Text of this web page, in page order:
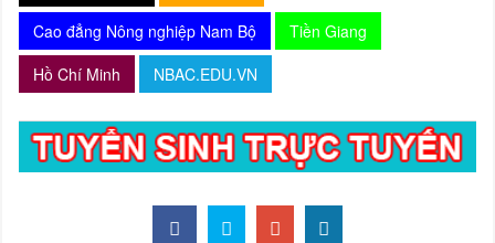
Cao đẳng Nông nghiệp Nam Bộ
Tiền Giang
Hồ Chí Minh
NBAC.EDU.VN